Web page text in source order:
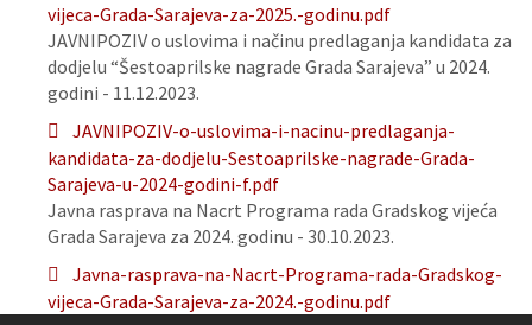
vijeca-Grada-Sarajeva-za-2025.-godinu.pdf
JAVNIPOZIV o uslovima i načinu predlaganja kandidata za
dodjelu “Šestoaprilske nagrade Grada Sarajeva” u 2024.
godini - 11.12.2023.
JAVNIPOZIV-o-uslovima-i-nacinu-predlaganja-
kandidata-za-dodjelu-Sestoaprilske-nagrade-Grada-
Sarajeva-u-2024-godini-f.pdf
Javna rasprava na Nacrt Programa rada Gradskog vijeća
Grada Sarajeva za 2024. godinu - 30.10.2023.
Javna-rasprava-na-Nacrt-Programa-rada-Gradskog-
vijeca-Grada-Sarajeva-za-2024.-godinu.pdf